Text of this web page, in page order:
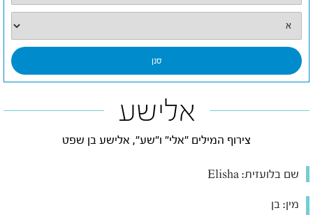
אלישע
צירוף המילים "אלי" ו"שע", אלישע בן שפט
שם בלועזית:
מין: בן